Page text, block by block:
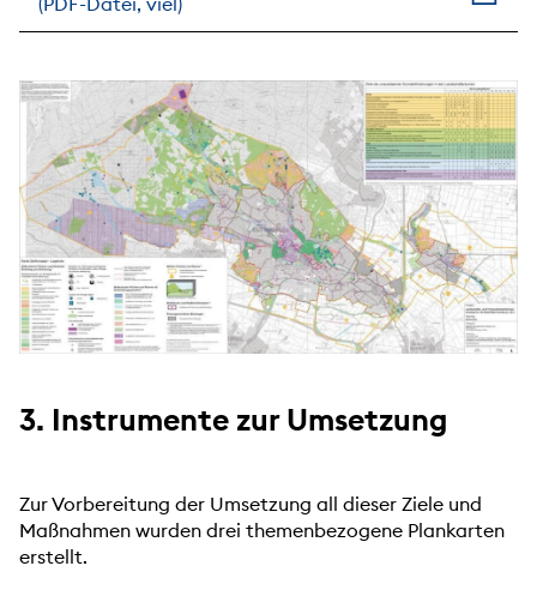
3. Instrumente zur Umsetzung
Zur Vorbereitung der Umsetzung all dieser Ziele und
Maßnahmen wurden drei themenbezogene Plankarten
erstellt.